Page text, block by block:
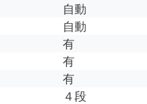
自動
自動
有
有
有
４段